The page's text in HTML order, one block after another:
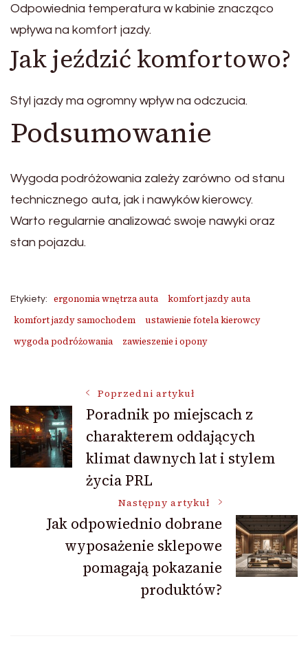
Odpowiednia temperatura w kabinie znacząco
wpływa na komfort jazdy.
Jak jeździć komfortowo?
Styl jazdy ma ogromny wpływ na odczucia.
Podsumowanie
Wygoda podróżowania zależy zarówno od stanu
technicznego auta, jak i nawyków kierowcy.
Warto regularnie analizować swoje nawyki oraz
stan pojazdu.
Etykiety: ergonomia wnętrza auta
komfort jazdy auta
komfort jazdy samochodem
ustawienie fotela kierowcy
wygoda podróżowania
zawieszenie i opony
Nawigacja
wpisu
Poprzedni artykuł
Poradnik po miejscach z
charakterem oddających
klimat dawnych lat i stylem
życia PRL
Następny artykuł
Jak odpowiednio dobrane
wyposażenie sklepowe
pomagają pokazanie
produktów?